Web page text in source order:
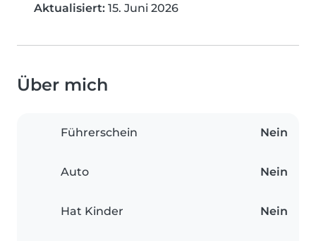
Aktualisiert: 15. Juni 2026
Über mich
Führerschein Nein
Auto Nein
Hat Kinder Nein